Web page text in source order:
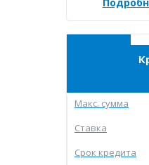
Макc. сумма
Ставка
Срок кредита